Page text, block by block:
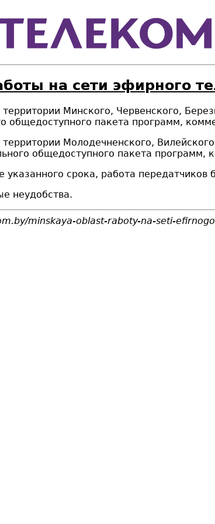
на сети эфирного
территории Минского, Червенского,
общедоступного пакета программ,
территории Молодечненского,
общедоступного пакета программ,
срока, работа передатчиков
неудобства.
minskaya-oblast-raboty-na-seti-